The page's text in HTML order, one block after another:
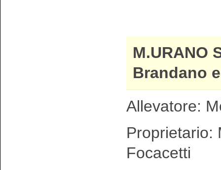
M.URANO
Brandano
Allevatore:
Proprietario:
Focacetti